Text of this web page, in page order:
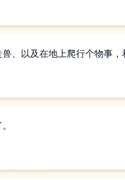
、以及在地上爬行个物事，